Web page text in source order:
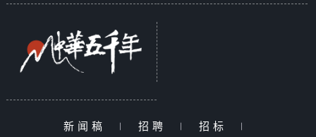
新闻稿 | 招聘 | 招标
|